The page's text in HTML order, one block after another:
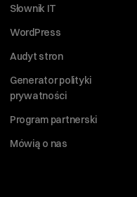
Słownik IT
WordPress
Audyt stron
Generator polityki
prywatności
Program partnerski
Mówią o nas